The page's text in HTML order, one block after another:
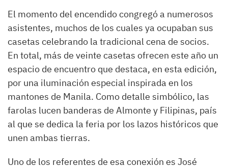
El momento del encendido congregó a numerosos
asistentes, muchos de los cuales ya ocupaban sus
casetas celebrando la tradicional cena de socios.
En total, más de veinte casetas ofrecen este año un
espacio de encuentro que destaca, en esta edición,
por una iluminación especial inspirada en los
mantones de Manila. Como detalle simbólico, las
farolas lucen banderas de Almonte y Filipinas, país
al que se dedica la feria por los lazos históricos que
unen ambas tierras.
Uno de los referentes de esa conexión es José